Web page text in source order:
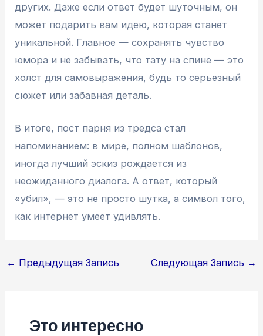
других. Даже если ответ будет шуточным, он
может подарить вам идею, которая станет
уникальной. Главное — сохранять чувство
юмора и не забывать, что тату на спине — это
холст для самовыражения, будь то серьезный
сюжет или забавная деталь.
В итоге, пост парня из тредса стал
напоминанием: в мире, полном шаблонов,
иногда лучший эскиз рождается из
неожиданного диалога. А ответ, который
«убил», — это не просто шутка, а символ того,
как интернет умеет удивлять.
Навигация
← Предыдущая Запись Следующая Запись →
Это интересно